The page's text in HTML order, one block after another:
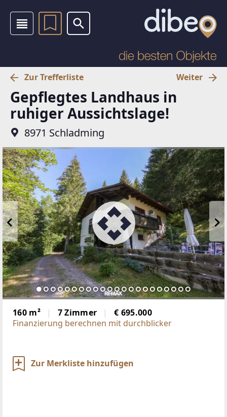
Zur Trefferliste Weiter
Gepflegtes Landhaus in
ruhiger Aussichtslage!
8971 Schladming
160 m² 7 Zimmer
€ 695.000
Finanzierung berechnen mit durchblicker
Zur Merkliste hinzufügen